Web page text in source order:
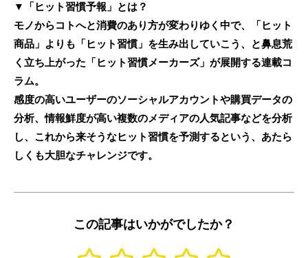
▼「ヒット習慣予報」とは？
モノからコトへと消費のあり方が変わりゆく中で、「ヒット
商品」よりも「ヒット習慣」を生み出していこう、と鼻息荒
く立ち上がった「ヒット習慣メーカーズ」が展開する連載コ
ラム。
感度の高いユーザーのソーシャルアカウントや購買データの
分析、情報鮮度が高い複数のメディアの人気記事などを分析
し、これから来そうなヒット習慣を予測するという、あたら
しくも大胆なチャレンジです。
この記事はいかがでしたか？